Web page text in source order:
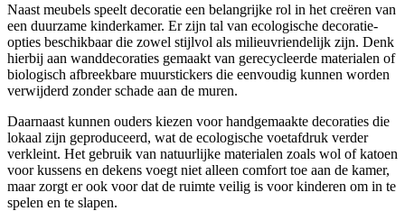
Naast meubels speelt decoratie een belangrijke rol in het creëren van
een duurzame kinderkamer. Er zijn tal van ecologische decoratie-
opties beschikbaar die zowel stijlvol als milieuvriendelijk zijn. Denk
hierbij aan wanddecoraties gemaakt van gerecycleerde materialen of
biologisch afbreekbare muurstickers die eenvoudig kunnen worden
verwijderd zonder schade aan de muren.
Daarnaast kunnen ouders kiezen voor handgemaakte decoraties die
lokaal zijn geproduceerd, wat de ecologische voetafdruk verder
verkleint. Het gebruik van natuurlijke materialen zoals wol of katoen
voor kussens en dekens voegt niet alleen comfort toe aan de kamer,
maar zorgt er ook voor dat de ruimte veilig is voor kinderen om in te
spelen en te slapen.